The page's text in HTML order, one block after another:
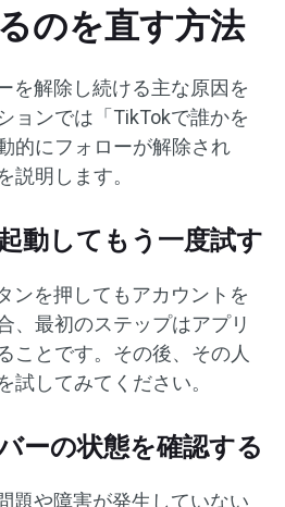
のを直す方法
を解除し続ける主な原因を
ョンでは「TikTokで誰かを
的にフォローが解除され
説明します。
動してもう一度試す
ンを押してもアカウントを
、最初のステップはアプリ
ことです。その後、その人
試してみてください。
ーの状態を確認する
題や障害が発生していない